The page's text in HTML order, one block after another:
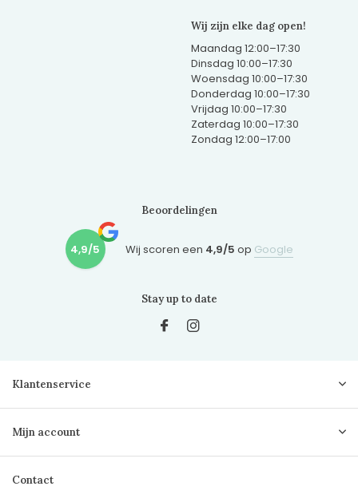
Wij zijn elke dag open!
Maandag 12:00–17:30
Dinsdag 10:00–17:30
Woensdag 10:00–17:30
Donderdag 10:00–17:30
Vrijdag 10:00–17:30
Zaterdag 10:00–17:30
Zondag 12:00–17:00
Beoordelingen
4,9/5 Wij scoren een 4,9/5 op Google
Stay up to date
Klantenservice
Mijn account
Contact